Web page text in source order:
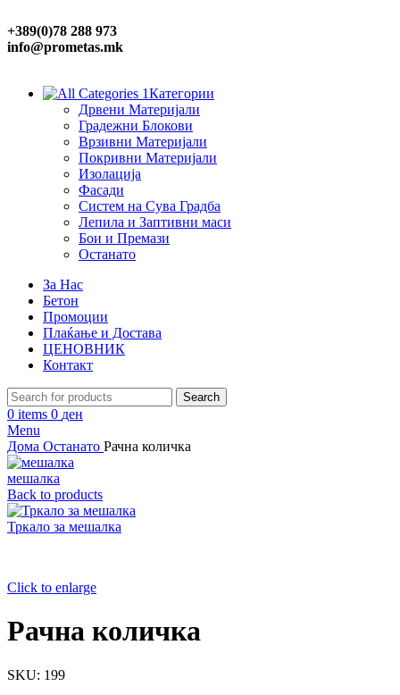
+389(0)78 288 973
info@prometas.mk
Категории
Дрвени Материјали
Градежни Блокови
Врзивни Материјали
Покривни Материјали
Изолација
Фасади
Систем на Сува Градба
Лепила и Заптивни маси
Бои и Премази
Останато
За Нас
Бетон
Промоции
Плаќање и Достава
ЦЕНОВНИК
Контакт
Search
0 items 0 ден
Menu
Дома Останато Рачна количка
мешалка
Back to products
Тркало за мешалка
Click to enlarge
Рачна количка
SKU: 199